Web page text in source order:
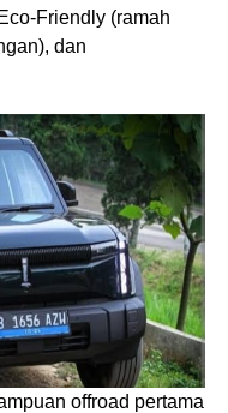
Friendly (ramah
dan
offroad pertama